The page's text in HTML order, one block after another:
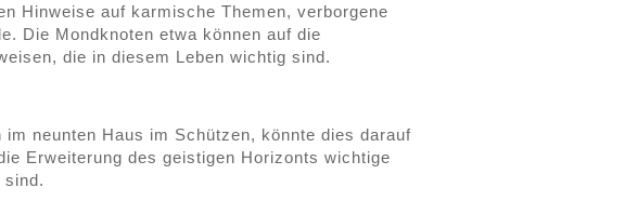
Hinweise auf karmische Themen, verborgene
Die Mondknoten etwa können auf die
die in diesem Leben wichtig sind.
neunten Haus im Schützen, könnte dies darauf
Erweiterung des geistigen Horizonts wichtige
sind.